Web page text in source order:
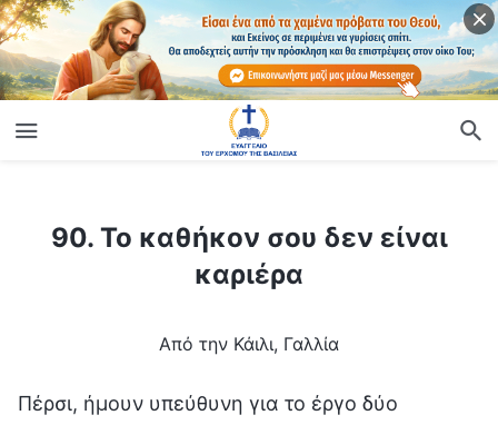
90. Το καθήκον σου δεν είναι καριέρα
90. Το καθήκον σου δεν είναι
καριέρα
Από την Κάιλι, Γαλλία
Πέρσι, ήμουν υπεύθυνη για το έργο δύο